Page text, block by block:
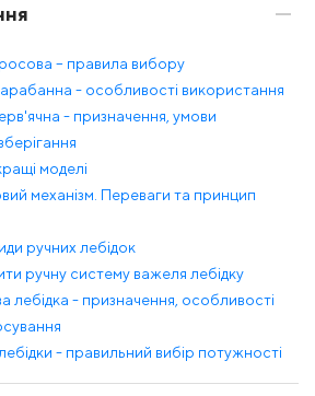
– правила вибору
- особливості використання
- призначення, умови
моделі
механізм. Переваги та принцип
ручних лебідок
ручну систему важеля лебідку
лебідка - призначення, особливості
- правильний вибір потужності